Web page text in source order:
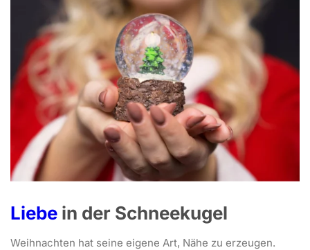
Liebe in der Schneekugel
Weihnachten hat seine eigene Art, Nähe zu erzeugen.